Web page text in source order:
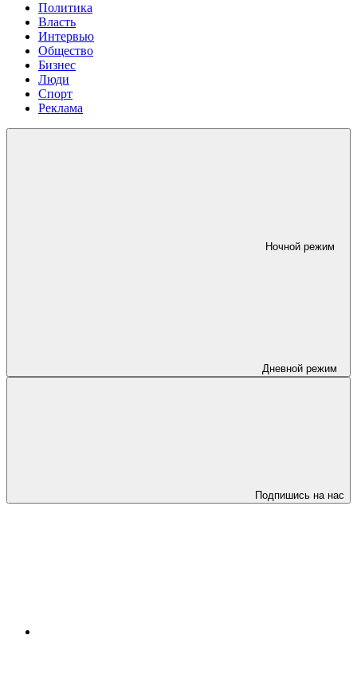
Политика
Власть
Интервью
Общество
Бизнес
Люди
Спорт
Реклама
Ночной режим
Дневной режим
Подпишись на нас